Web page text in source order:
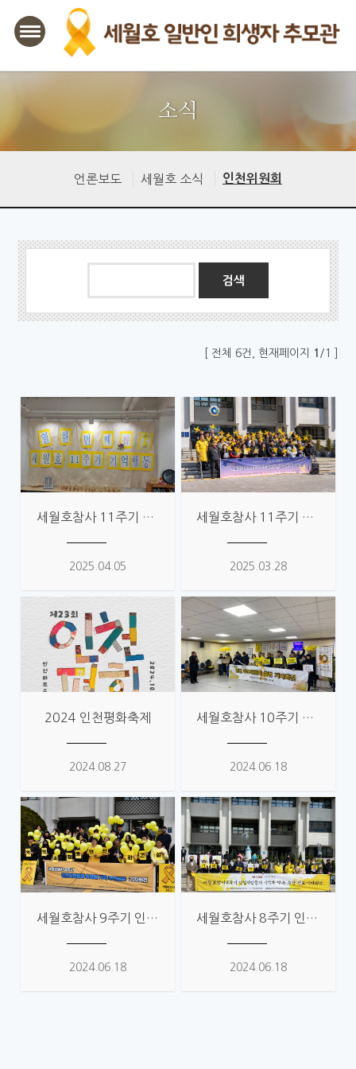
소식
언론보도 세월호 소식 인천위원회
게시글의 제목, 작성자, 내용으로 검색하세요.
[ 전체 6건, 현재페이지 1 /1 ]
세월호참사 11주기 인천위원회 활동
2025.04.05
세월호참사 11주기 인천추모위 출범
2025.03.28
2024 인천평화축제
2024.08.27
세월호참사 10주기 인천위원회 활동 사진
2024.06.18
세월호참사 9주기 인천위원회 활동 사진
2024.06.18
세월호참사 8주기 인천위원회 활동 사진
2024.06.18